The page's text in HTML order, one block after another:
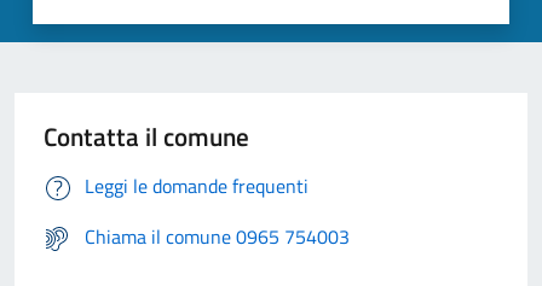
Contatta il comune
Leggi le domande frequenti
Chiama il comune 0965 754003